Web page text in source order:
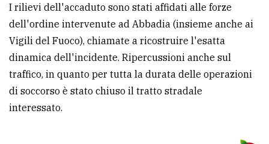
I rilievi dell'accaduto sono stati affidati alle forze
dell'ordine intervenute ad Abbadia (insieme anche ai
Vigili del Fuoco), chiamate a ricostruire l'esatta
dinamica dell'incidente. Ripercussioni anche sul
traffico, in quanto per tutta la durata delle operazioni
di soccorso è stato chiuso il tratto stradale
interessato.